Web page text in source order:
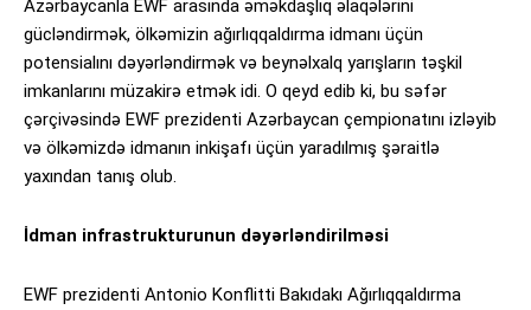
Azərbaycanla EWF arasında əməkdaşlıq əlaqələrini
gücləndirmək, ölkəmizin ağırlıqqaldırma idmanı üçün
potensialını dəyərləndirmək və beynəlxalq yarışların təşkil
imkanlarını müzakirə etmək idi. O qeyd edib ki, bu səfər
çərçivəsində EWF prezidenti Azərbaycan çempionatını izləyib
və ölkəmizdə idmanın inkişafı üçün yaradılmış şəraitlə
yaxından tanış olub.
İdman infrastrukturunun dəyərləndirilməsi
EWF prezidenti Antonio Konflitti Bakıdakı Ağırlıqqaldırma